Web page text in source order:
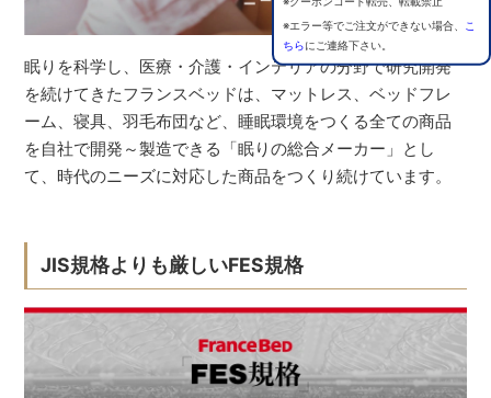
※エラー等でご注文ができない場合、
こ
ちらにご連絡下さい。
眠りを科学し、医療・介護・インテリアの分野で研究開発
を続けてきたフランスベッドは、マットレス、ベッドフレ
ーム、寝具、羽毛布団など、睡眠環境をつくる全ての商品
を自社で開発～製造できる「眠りの総合メーカー」とし
て、時代のニーズに対応した商品をつくり続けています。
JIS規格よりも厳しいFES規格